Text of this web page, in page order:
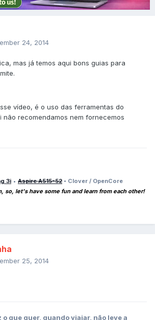
24, 2014
mas já temos aqui bons guias para
vídeo, é o uso das ferramentas do
não recomendamos nem fornecemos
3i • Aspire A515-52 • Clover / OpenCore
so, let's have some fun and learn from each other!
25, 2014
o que quer, quando viajar, não leve a